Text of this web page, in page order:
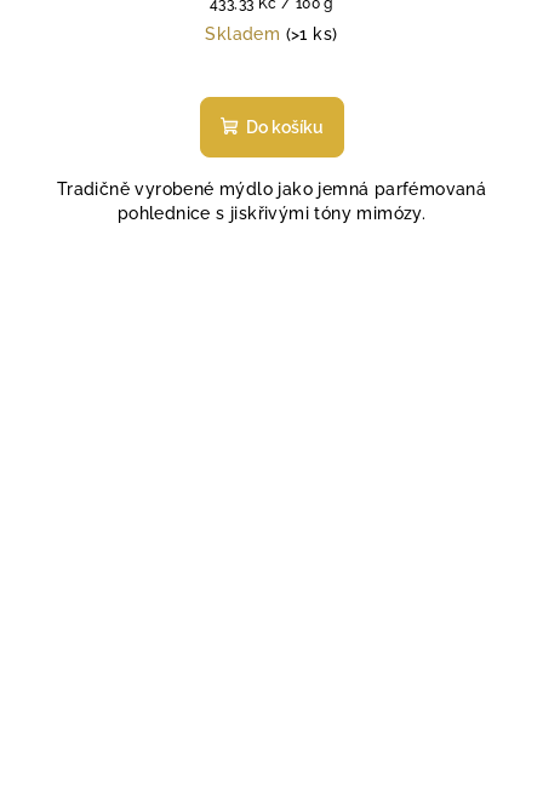
cena:
433,33 Kč / 100 g
Skladem (>1 ks)
Do košíku
Tradičně vyrobené mýdlo jako jemná parfémovaná
pohlednice s jiskřivými tóny mimózy.